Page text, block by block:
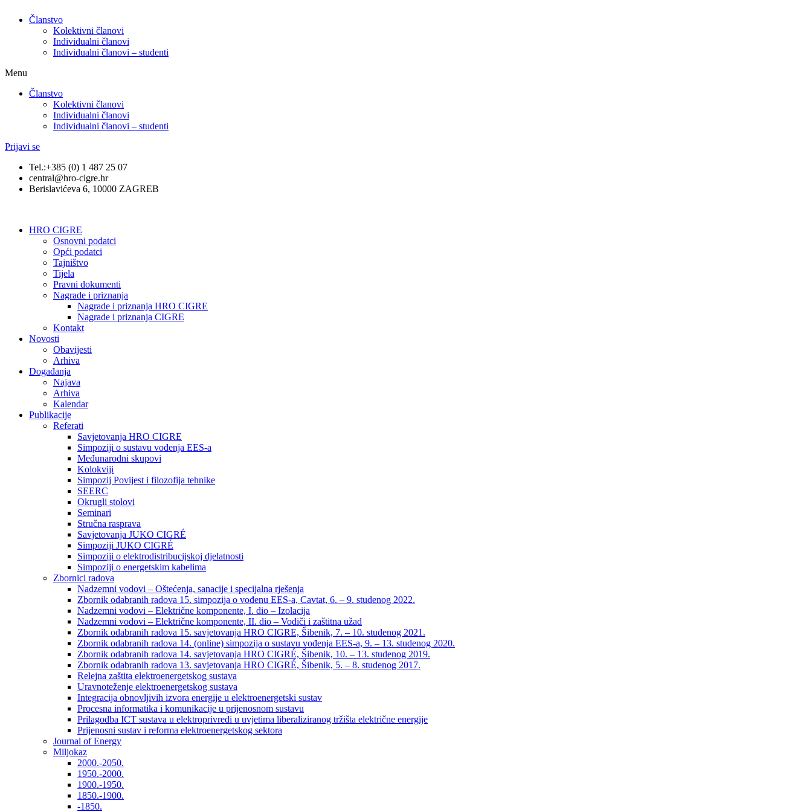
Članstvo
Kolektivni članovi
Individualni članovi
Individualni članovi – studenti
Menu
Članstvo
Kolektivni članovi
Individualni članovi
Individualni članovi – studenti
Prijavi se
Tel.:+385 (0) 1 487 25 07
central@hro-cigre.hr
Berislavićeva 6, 10000 ZAGREB
HRO CIGRE
Osnovni podatci​
Opći podatci
Tajništvo
Tijela
Pravni dokumenti
Nagrade i priznanja
Nagrade i priznanja HRO CIGRE
Nagrade i priznanja CIGRE
Kontakt
Novosti
Obavijesti
Arhiva
Događanja
Najava
Arhiva
Kalendar
Publikacije
Referati
Savjetovanja HRO CIGRE
Simpoziji o sustavu vođenja EES-a
Međunarodni skupovi
Kolokviji​
Simpozij Povijest i filozofija tehnike
SEERC
Okrugli stolovi
Seminari​
Stručna rasprava​
Savjetovanja JUKO CIGRÉ
Simpoziji JUKO CIGRÉ
Simpoziji o elektrodistribucijskoj djelatnosti
Simpoziji o energetskim kabelima
Zbornici radova
Nadzemni vodovi – Oštećenja, sanacije i specijalna rješenja
Zbornik odabranih radova 15. simpozija o vođenu EES-a, Cavtat, 6. – 9. studenog 2022.
Nadzemni vodovi – Električne komponente, I. dio – Izolacija
Nadzemni vodovi – Električne komponente, II. dio – Vodiči i zaštitna užad
Zbornik odabranih radova 15. savjetovanja HRO CIGRE, Šibenik, 7. – 10. studenog 2021.
Zbornik odabranih radova 14. (online) simpozija o sustavu vođenja EES-a, 9. – 13. studenog 2020.
Zbornik odabranih radova 14. savjetovanja HRO CIGRÉ, Šibenik, 10. – 13. studenog 2019.
Zbornik odabranih radova 13. savjetovanja HRO CIGRÉ, Šibenik, 5. – 8. studenog 2017.
Relejna zaštita elektroenergetskog sustava
Uravnoteženje elektroenergetskog sustava
Integracija obnovljivih izvora energije u elektroenergetski sustav
Procesna informatika i komunikacije u prijenosnom sustavu
Prilagodba ICT sustava u elektroprivredi u uvjetima liberaliziranog tržišta električne energije
Prijenosni sustav i reforma elektroenergetskog sektora
Journal of Energy
Miljokaz
2000.-2050.
1950.-2000.
1900.-1950.
1850.-1900.
-1850.